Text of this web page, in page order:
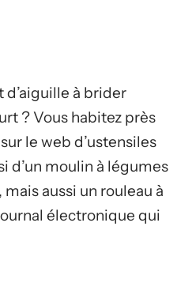
d’aiguille à brider
? Vous habitez près
le web d’ustensiles
d’un moulin à légumes
aussi un rouleau à
électronique qui